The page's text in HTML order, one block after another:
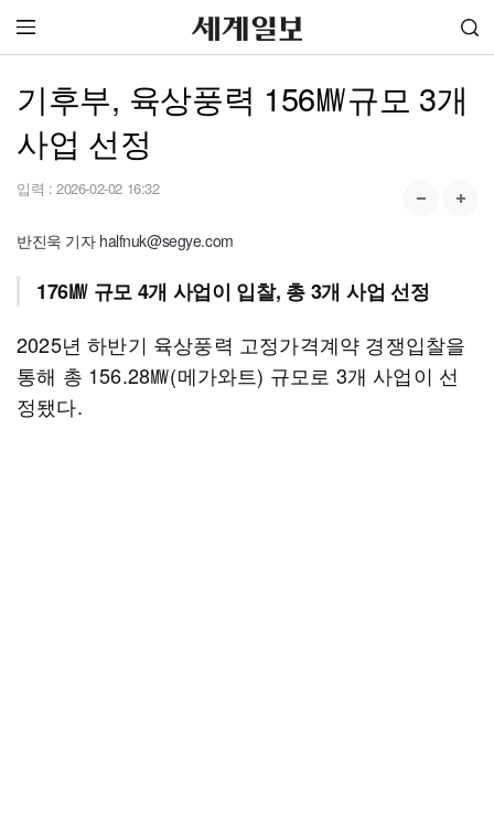
기후부, 육상풍력 156㎿규모 3개
사업 선정
입력 : 2026-02-02 16:32
반진욱 기자 halfnuk@segye.com
176㎿ 규모 4개 사업이 입찰, 총 3개 사업 선정
2025년 하반기 육상풍력 고정가격계약 경쟁입찰을
통해 총 156.28㎿(메가와트) 규모로 3개 사업이 선
정됐다.